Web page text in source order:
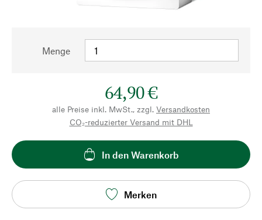
Menge
64,90 €
alle Preise inkl. MwSt., zzgl. Versandkosten
CO₂-reduzierter Versand mit DHL
In den Warenkorb
Merken